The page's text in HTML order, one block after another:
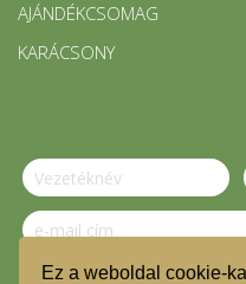
Ez a weboldal cookie-
AJÁNDÉKCSOMAG
KARÁCSONY
Szeretnék feliratkozni a